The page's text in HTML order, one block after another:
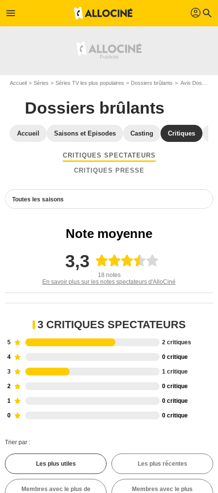
menu profil search
Accueil Séries Séries TV les plus populaires Dossiers brûlants Avis Dossiers brûlants
Dossiers brûlants
Accueil Saisons et Episodes Casting Critiques
CRITIQUES SPECTATEURS
CRITIQUES PRESSE
Toutes les saisons
Note moyenne
3,3
18 notes
En savoir plus sur les notes spectateurs d'AlloCiné
3 CRITIQUES SPECTATEURS
5 2 critiques
4 0 critique
3 1 critique
2 0 critique
1 0 critique
0 0 critique
Trier par :
Les plus utiles Les plus récentes
Membres avec le plus de
Membres avec le plus